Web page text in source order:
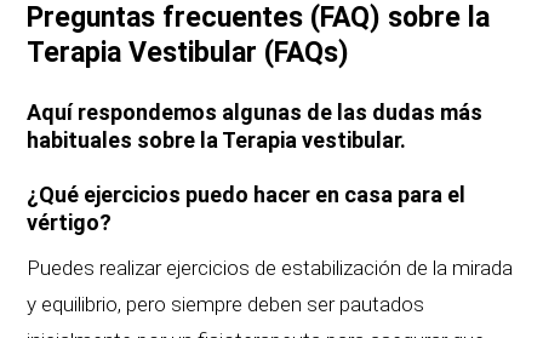
Preguntas frecuentes (FAQ) sobre la
Terapia Vestibular (FAQs)
Aquí respondemos algunas de las dudas más
habituales sobre la Terapia vestibular.
¿Qué ejercicios puedo hacer en casa para el
vértigo?
Puedes realizar ejercicios de estabilización de la mirada
y equilibrio, pero siempre deben ser pautados